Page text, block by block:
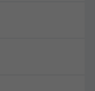
historische